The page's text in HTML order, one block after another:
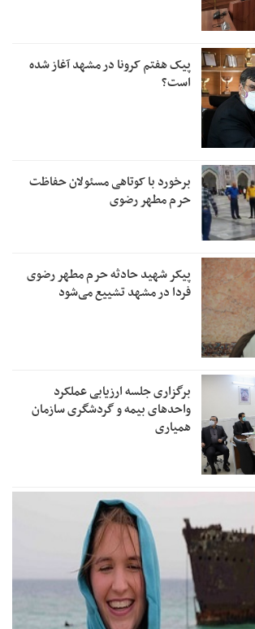
پیک هفتم کرونا در مشهد آغاز شده
است؟
برخورد با کوتاهی مسئولان حفاظت
حرم مطهر رضوی
پیکر شهید حادثه حرم مطهر رضوی
فردا در مشهد تشییع می‌شود
برگزاری جلسه ارزیابی عملکرد
واحدهای بیمه و گردشگری سازمان
همیاری